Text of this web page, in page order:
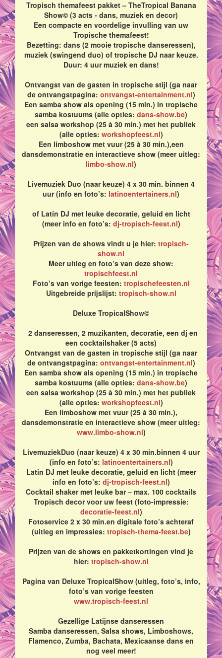
Tropisch themafeest pakket – TheTropical Banana
Show© (3 acts - dans, muziek en decor)
Een compacte en voordelige invulling van uw
Tropische themafeest!
Bezetting: dans (2 mooie tropische danseressen),
muziek (swingend duo) of tropische DJ naar keuze.
Duur: 4 uur muziek en dans!
Ontvangst van de gasten in tropische stijl (ga naar
de ontvangstpagina: ontvangst-entertainment.nl)
Een samba show als opening (15 min.) in tropische
samba kostuums (alle opties: dans-show.be)
een salsa workshop (25 à 30 min.) met het publiek
(alle opties: workshopfeest.nl)
Een limboshow met vuur (25 à 30 min.),een
dansdemonstratie en interactieve show (meer uitleg:
limbo-show.nl)
Livemuziek Duo (naar keuze) 4 x 30 min. binnen 4
uur (info en foto’s: latinoentertainers.nl)
of Latin DJ met leuke decoratie, geluid en licht
(meer info en foto’s: dj-tropisch-feest.nl)
Prijzen van de shows vindt u je hier: tropisch-
show.nl
Meer uitleg en foto’s van deze show:
tropischfeest.nl
Foto’s van vorige feesten: tropischefeesten.nl
Uitgebreide prijslijst: tropisch-show.nl
Deluxe TropicalShow©
2 danseressen, 2 muzikanten, decoratie, een dj en
een cocktailshaker (5 acts)
Ontvangst van de gasten in tropische stijl (ga naar
de ontvangstpagina: ontvangst-entertainment.nl)
Een samba show als opening (15 min.) in tropische
samba kostuums (alle opties: dans-show.be)
een salsa workshop (25 à 30 min.) met het publiek
(alle opties: workshopfeest.nl)
Een limboshow met vuur (25 à 30 min.),
dansdemonstratie en interactieve show (meer uitleg:
www.limbo-show.nl)
LivemuziekDuo (naar keuze) 4 x 30 min.binnen 4 uur
(info en foto’s: latinoentertainers.nl)
Latin DJ met leuke decoratie, geluid en licht (meer
info en foto’s: dj-tropisch-feest.nl)
Cocktail shaker met leuke bar – max. 100 cocktails
Tropisch decor voor uw feest (foto-impressie:
decoratie-feest.nl)
Fotoservice 2 x 30 min.en digitale foto’s achteraf
(uitleg en impressies: tropisch-thema-feest.be)
Prijzen van de shows en pakketkortingen vind je
hier: tropisch-show.nl
Pagina van Deluxe TropicalShow (uitleg, foto’s, info,
foto’s van vorige feesten
www.tropisch-feest.nl
Gezellige Latijnse danseressen
Samba danseressen, Salsa shows, Limboshows,
Flamenco, Zumba, Bachata, Mexicaanse dans en
nog veel meer!